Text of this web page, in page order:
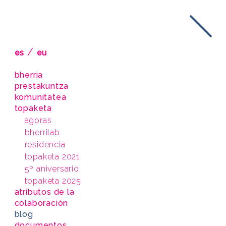
es / eu
bherria
prestakuntza
komunitatea
topaketa
ágoras
bherrilab
residencia
topaketa 2021
5º aniversario
topaketa 2025
atributos de la
colaboración
blog